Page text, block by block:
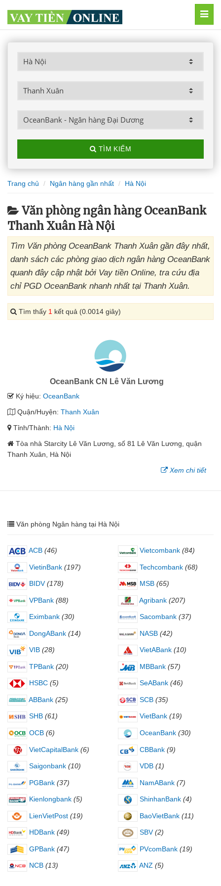
TÌM KIẾM
Trang chủ Ngân hàng gần nhất Hà Nội
Văn phòng ngân hàng OceanBank
Thanh Xuân Hà Nội
Tìm Văn phòng OceanBank Thanh Xuân gần đây nhất,
danh sách các phòng giao dịch ngân hàng OceanBank
quanh đây cập nhật bởi Vay tiền Online, tra cứu địa
chỉ PGD OceanBank nhanh nhất tại Thanh Xuân.
Tìm thấy 1 kết quả (0.0014 giây)
OceanBank CN Lê Văn Lương
Ký hiệu: OceanBank
Quận/Huyện: Thanh Xuân
Tỉnh/Thành: Hà Nội
Tòa nhà Starcity Lê Văn Lương, số 81 Lê Văn Lương, quận
Thanh Xuân, Hà Nội
Xem chi tiết
Văn phòng Ngân hàng tại Hà Nội
ACB (46) Vietcombank (84)
VietinBank (197) Techcombank (68)
BIDV (178) MSB (65)
VPBank (88) Agribank (207)
Eximbank (30) Sacombank (37)
DongABank (14) NASB (42)
VIB (28) VietABank (10)
TPBank (20) MBBank (57)
HSBC (5) SeABank (46)
ABBank (25) SCB (35)
SHB (61) VietBank (19)
OCB (6) OceanBank (30)
VietCapitalBank (6) CBBank (9)
Saigonbank (10) VDB (1)
PGBank (37) NamABank (7)
Kienlongbank (5) ShinhanBank (4)
LienVietPost (19) BaoVietBank (11)
HDBank (49) SBV (2)
GPBank (47) PVcomBank (19)
NCB (13) ANZ (5)